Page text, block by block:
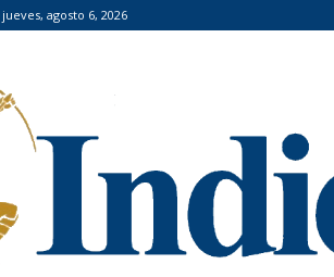
jueves, agosto 6, 2026